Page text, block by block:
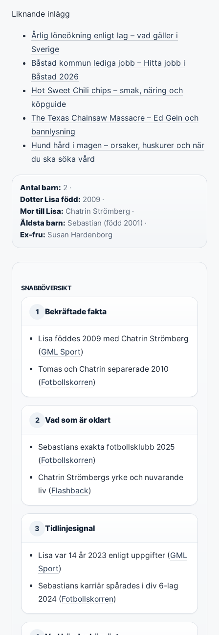
Liknande inlägg
Årlig löneökning enligt lag – vad gäller i
Sverige
Båstad kommun lediga jobb – Hitta jobb i
Båstad 2026
Hot Sweet Chili chips – smak, näring och
köpguide
The Texas Chainsaw Massacre – Ed Gein och
bannlysning
Hund hård i magen – orsaker, huskurer och när
du ska söka vård
Antal barn: 2 ·
Dotter Lisa född: 2009 ·
Mor till Lisa: Chatrin Strömberg ·
Äldsta barn: Sebastian (född 2001) ·
Ex-fru: Susan Hardenborg
SNABBÖVERSIKT
1 Bekräftade fakta
Lisa föddes 2009 med Chatrin Strömberg
(GML Sport)
Tomas och Chatrin separerade 2010
(Fotbollskorren)
2 Vad som är oklart
Sebastians exakta fotbollsklubb 2025
(Fotbollskorren)
Chatrin Strömbergs yrke och nuvarande
liv (Flashback)
3 Tidlinjesignal
Lisa var 14 år 2023 enligt uppgifter (GML
Sport)
Sebastians karriär spårades i div 6-lag
2024 (Fotbollskorren)